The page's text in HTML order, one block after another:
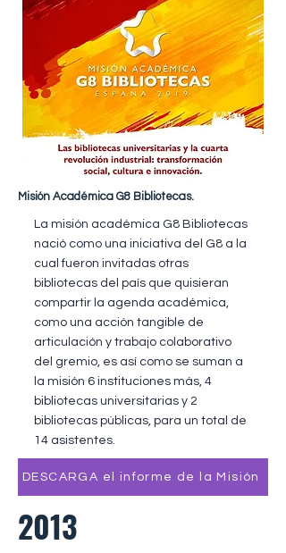
Misión Académica G8 Bibliotecas.
La misión académica G8 Bibliotecas
nació como una iniciativa del G8 a la
cual fueron invitadas otras
bibliotecas del país que quisieran
compartir la agenda académica,
como una acción tangible de
articulación y trabajo colaborativo
del gremio, es así como se suman a
la misión 6 instituciones más, 4
bibliotecas universitarias y 2
bibliotecas públicas, para un total de
14 asistentes.
DESCARGA el informe de la Misión
2013